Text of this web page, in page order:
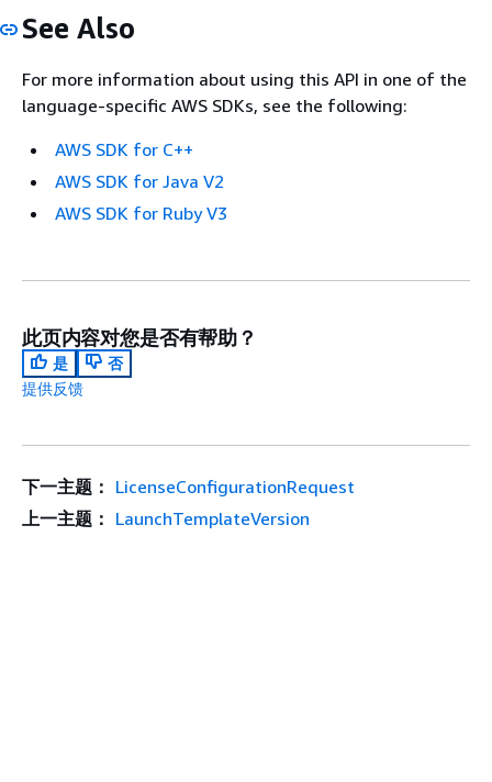
See Also
For more information about using this API in one of the
language-specific AWS SDKs, see the following:
AWS SDK for C++
AWS SDK for Java V2
AWS SDK for Ruby V3
此页内容对您是否有帮助？
是
否
提供反馈
下一主题： LicenseConfigurationRequest
上一主题： LaunchTemplateVersion